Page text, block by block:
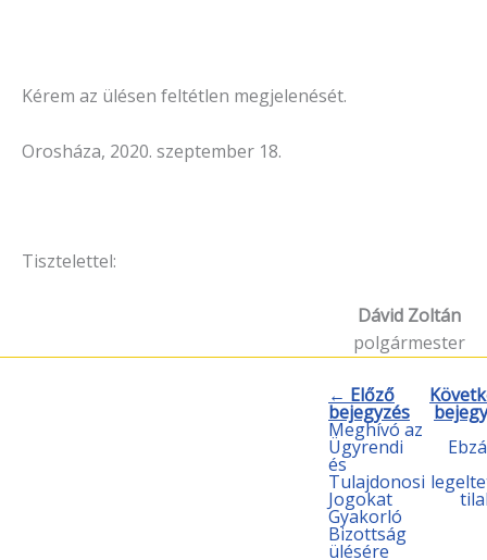
Kérem az ülésen feltétlen megjelenését.
Orosháza, 2020. szeptember 18.
Tisztelettel:
Dávid Zoltán
polgármester
← Előző
bejegyzés
Meghívó az
Ügyrendi
és
Tulajdonosi
Jogokat
Gyakorló
Bizottság
ülésére